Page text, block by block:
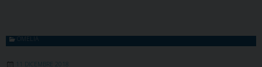
OMELIA
11 DICEMBRE 2018